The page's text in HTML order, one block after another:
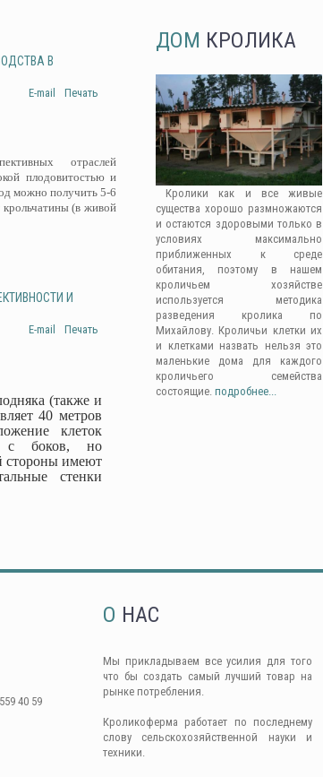
В
Печать
E-mail
отраслей
плодовитостью и
можно получить 5-6
крольчатины (в живой
И
Печать
E-mail
(также и
40 метров
клеток
с боков, но
стороны имеют
стенки
ДОМ КРОЛИКА
Кролики как и все живые
существа хорошо размножаются
и остаются здоровыми только в
условиях максимально
приближенных к среде
обитания, поэтому в нашем
кроличьем хозяйстве
используется методика
разведения кролика по
Михайлову. Кроличьи клетки их
и клетками назвать нельзя это
маленькие дома для каждого
кроличьего семейства
состоящие. подробнее...
40 59
О НАС
Мы прикладываем все усилия для того
что бы создать самый лучший товар на
рынке потребления.
Кроликоферма работает по последнему
слову сельскохозяйственной науки и
техники.